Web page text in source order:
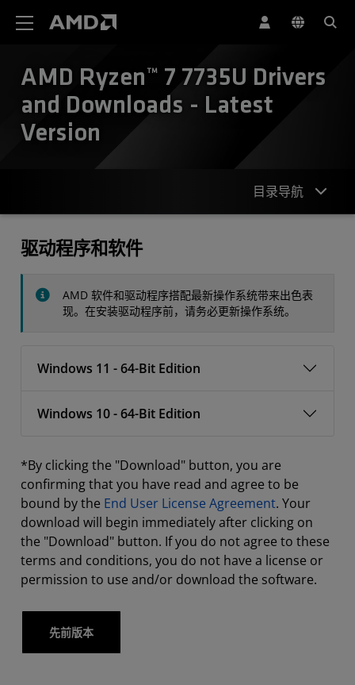
AMD Ryzen™ 7 7735U Drivers
and Downloads - Latest
Version
目录导航
联系我们
驱动程序和软件
AMD 软件和驱动程序搭配最新操作系统带来出色表
现。在安装驱动程序前，请务必更新操作系统。
Windows 11 - 64-Bit Edition
Windows 10 - 64-Bit Edition
*By clicking the "Download" button, you are
confirming that you have read and agree to be
bound by the End User License Agreement. Your
download will begin immediately after clicking on
the "Download" button. If you do not agree to these
terms and conditions, you do not have a license or
permission to use and/or download the software.
先前版本